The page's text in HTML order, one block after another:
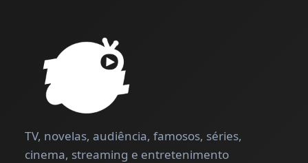
TV, novelas, audiência, famosos, séries,
cinema, streaming e entretenimento